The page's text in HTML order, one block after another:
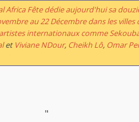
Africa Fête dédie aujourd'hui sa
au 22 Décembre dans les villes
internationaux comme
et Viviane NDour, Cheikh Lô, Omar
"